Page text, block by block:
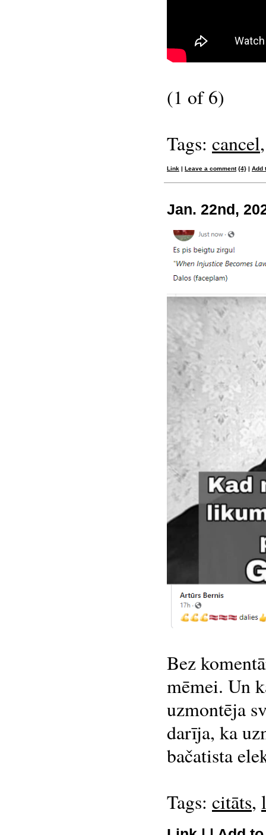
(1 of 6)
Tags: cancel
Link | Leave a comment {4} | Add
Jan. 22nd,
Bez
mēmei. Un
uzmontēja
darīja, ka
bačatista
Tags: citāts,